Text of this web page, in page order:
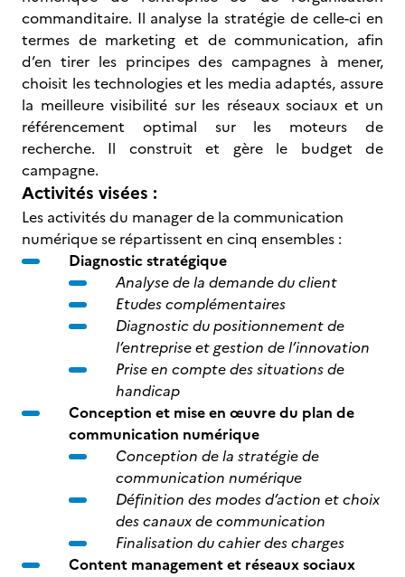
commanditaire. Il analyse la stratégie de celle-ci en
termes de marketing et de communication, afin
d’en tirer les principes des campagnes à mener,
choisit les technologies et les media adaptés, assure
la meilleure visibilité sur les réseaux sociaux et un
référencement optimal sur les moteurs de
recherche. Il construit et gère le budget de
campagne.
Activités visées :
Les activités du manager de la communication
numérique se répartissent en cinq ensembles :
Diagnostic stratégique
Analyse de la demande du client
Etudes complémentaires
Diagnostic du positionnement de
l’entreprise et gestion de l’innovation
Prise en compte des situations de
handicap
Conception et mise en œuvre du plan de
communication numérique
Conception de la stratégie de
communication numérique
Définition des modes d’action et choix
des canaux de communication
Finalisation du cahier des charges
Content management et réseaux sociaux